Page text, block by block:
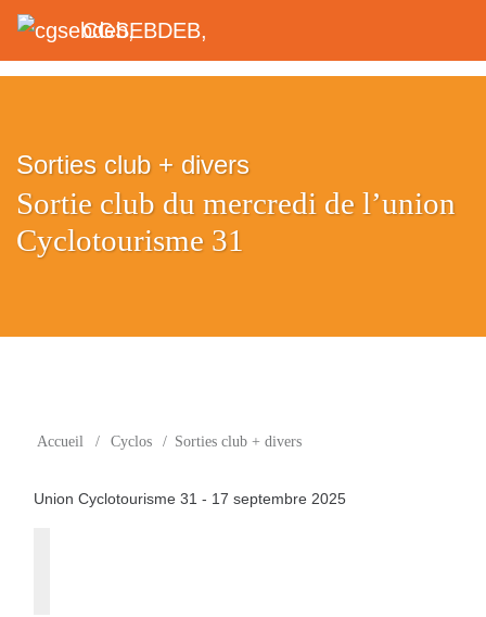
CGSEBDEB,
Sorties club + divers
Sortie club du mercredi de l’union
Cyclotourisme 31
Accueil / Cyclos / Sorties club + divers
Union Cyclotourisme 31 - 17 septembre 2025